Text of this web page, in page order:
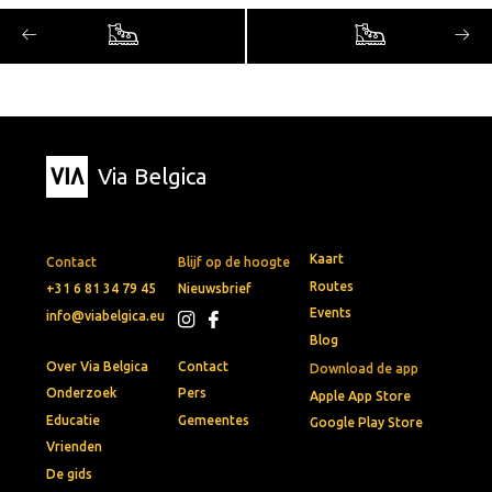
Via Belgica
Contact
+31 6 81 34 79 45
info@viabelgica.eu
Blijf op de hoogte
Nieuwsbrief
Download de app
Apple App Store
Google Play Store
Kaart
Routes
Events
Blog
Over Via Belgica
Onderzoek
Educatie
Vrienden
De gids
Contact
Pers
Gemeentes